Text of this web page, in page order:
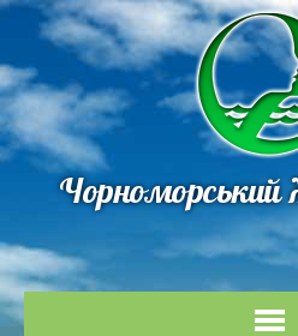
Чорноморський